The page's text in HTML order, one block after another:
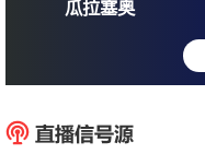
瓜拉塞奥